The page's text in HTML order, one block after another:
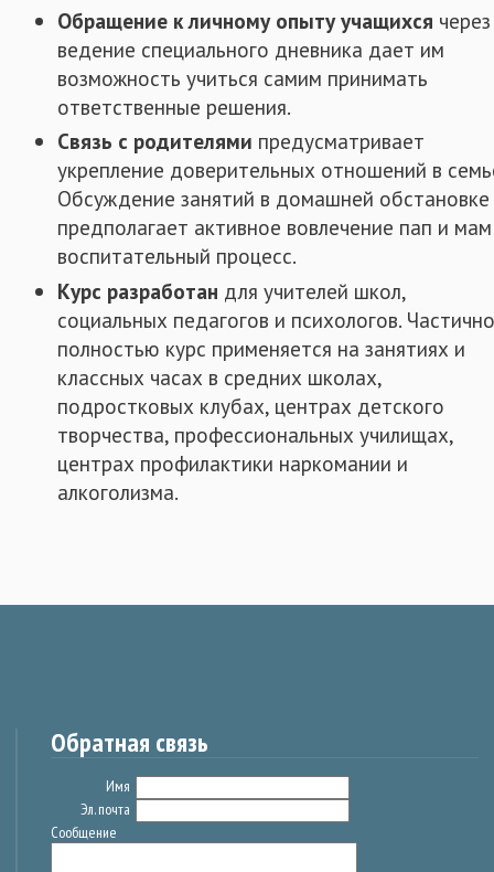
Обращение к личному опыту учащихся через
ведение специального дневника дает им
возможность учиться самим принимать
ответственные решения.
Связь с родителями предусматривает
укрепление доверительных отношений в
Обсуждение занятий в домашней обстановке
предполагает активное вовлечение пап и
воспитательный процесс.
Курс разработан для учителей школ,
социальных педагогов и психологов.
полностью курс применяется на занятиях и
классных часах в средних школах,
подростковых клубах, центрах детского
творчества, профессиональных училищах,
центрах профилактики наркомании и
алкоголизма.
Обратная связь
Имя
Эл. почта
Сообщение